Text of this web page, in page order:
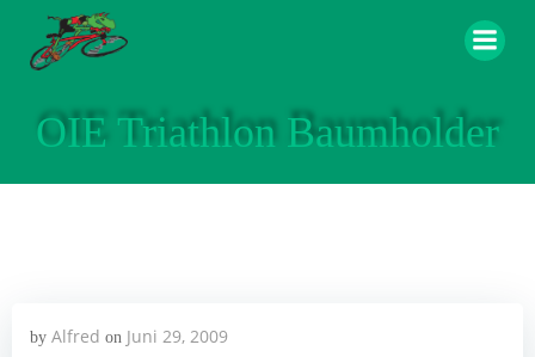
OIE Triathlon Baumholder
by Alfred on Juni 29, 2009